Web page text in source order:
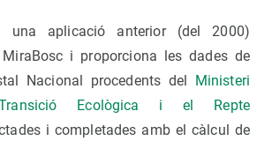
una aplicació anterior (del 2000)
i proporciona les dades de
Nacional procedents del
Ministeri
Ecològica i el Repte
i completades amb el càlcul de